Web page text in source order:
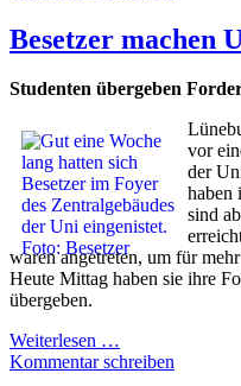
Besetzer machen
Studenten übergeben
vor
der
haben
sind
waren angetreten, um für
Heute Mittag haben sie ihre
übergeben.
Weiterlesen …
Kommentar schreiben